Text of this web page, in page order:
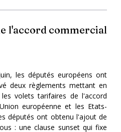
l'accord commercial
les députés européens ont
deux règlements mettant en
volets tarifaires de l'accord
européenne et les Etats-
députés ont obtenu l'ajout de
: une clause sunset qui fixe